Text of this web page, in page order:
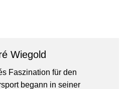
Wiegold
Faszination für den
begann in seiner